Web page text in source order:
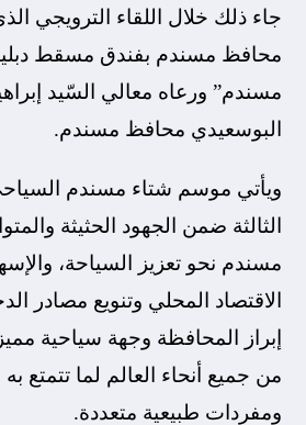
جاء ذلك خلال اللقاء الترويجي
محافظ مسندم بفندق مسقط
مسندم” ورعاه معالي السّيد
البوسعيدي محافظ مسندم.
ويأتي موسم شتاء مسندم
الثالثة ضمن الجهود الحثيثة
مسندم نحو تعزيز السياحة،
الاقتصاد المحلي وتنويع مصادر
إبراز المحافظة وجهة سياحية
من جميع أنحاء العالم لما تتمتع
ومفردات طبيعية متعددة.